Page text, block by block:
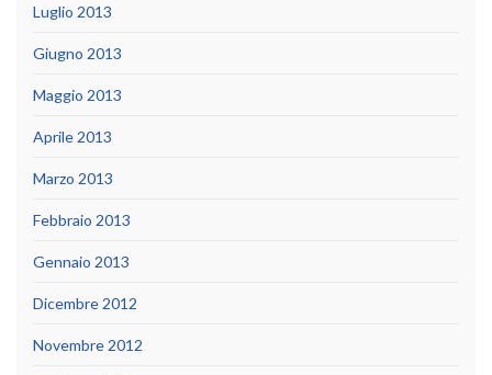
Luglio 2013
Giugno 2013
Maggio 2013
Aprile 2013
Marzo 2013
Febbraio 2013
Gennaio 2013
Dicembre 2012
Novembre 2012